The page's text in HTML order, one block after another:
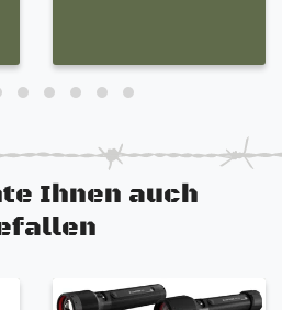
Ihnen auch